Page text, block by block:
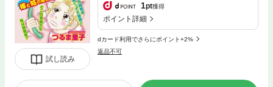
試し読み
1pt獲得
ポイント詳細
dカード利用でさらにポイント+2%
返品不可